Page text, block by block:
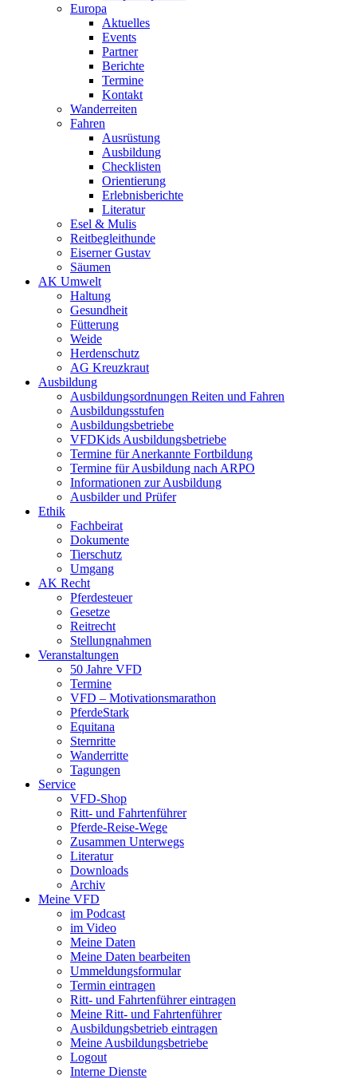
Europa
Aktuelles
Events
Partner
Berichte
Termine
Kontakt
Wanderreiten
Fahren
Ausrüstung
Ausbildung
Checklisten
Orientierung
Erlebnisberichte
Literatur
Esel & Mulis
Reitbegleithunde
Eiserner Gustav
Säumen
AK Umwelt
Haltung
Gesundheit
Fütterung
Weide
Herdenschutz
AG Kreuzkraut
Ausbildung
Ausbildungsordnungen Reiten und Fahren
Ausbildungsstufen
Ausbildungsbetriebe
VFDKids Ausbildungsbetriebe
Termine für Anerkannte Fortbildung
Termine für Ausbildung nach ARPO
Informationen zur Ausbildung
Ausbilder und Prüfer
Ethik
Fachbeirat
Dokumente
Tierschutz
Umgang
AK Recht
Pferdesteuer
Gesetze
Reitrecht
Stellungnahmen
Veranstaltungen
50 Jahre VFD
Termine
VFD – Motivationsmarathon
PferdeStark
Equitana
Sternritte
Wanderritte
Tagungen
Service
VFD-Shop
Ritt- und Fahrtenführer
Pferde-Reise-Wege
Zusammen Unterwegs
Literatur
Downloads
Archiv
Meine VFD
im Podcast
im Video
Meine Daten
Meine Daten bearbeiten
Ummeldungsformular
Termin eintragen
Ritt- und Fahrtenführer eintragen
Meine Ritt- und Fahrtenführer
Ausbildungsbetrieb eintragen
Meine Ausbildungsbetriebe
Logout
Interne Dienste